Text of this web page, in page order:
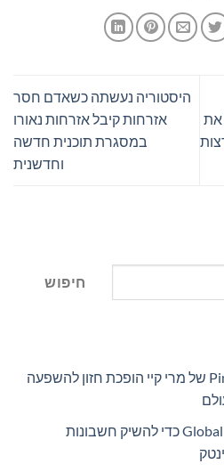
את
היסטוריה נעשתה כשאדם חסר
אזרחות קיבל אזרחות נאורו
במסגרת תוכנית חדשה
וחדשנית
חיפוש
תוכנית Pink Changing Lives®‎ של מרי קיי הופכת חזון להשפעה
OpenFX רוכשת את Global Ledger כדי להשיק חשבונות